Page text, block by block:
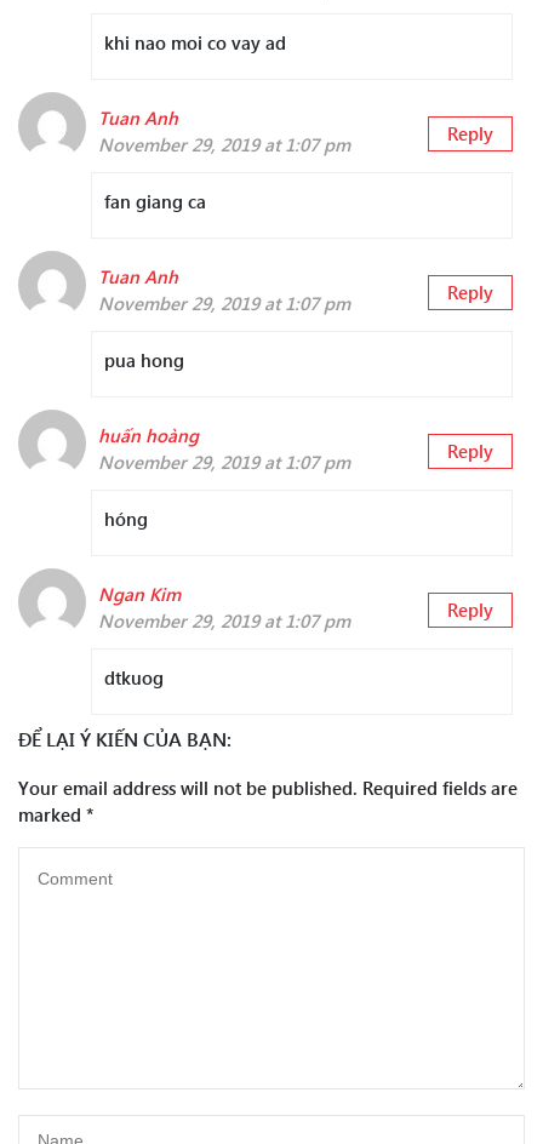
khi nao moi co vay ad
Tuan Anh
November 29, 2019 at 1:07 pm
Reply
fan giang ca
Tuan Anh
November 29, 2019 at 1:07 pm
Reply
pua hong
huấn hoàng
November 29, 2019 at 1:07 pm
Reply
hóng
Ngan Kim
November 29, 2019 at 1:07 pm
Reply
dtkuog
ĐỂ LẠI Ý KIẾN CỦA BẠN:
Your email address will not be published. Required fields are
marked *